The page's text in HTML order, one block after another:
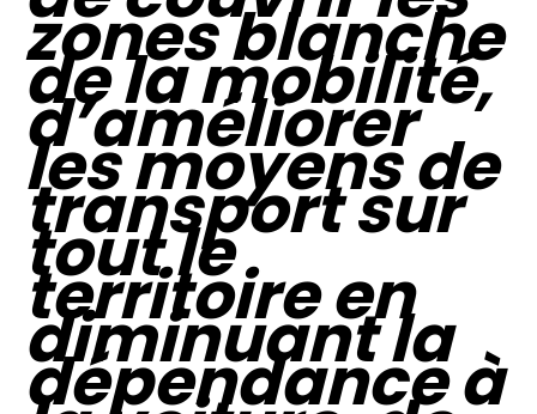
zones blanche
de la mobilité,
d’améliorer
les moyens de
transport sur
tout le
territoire en
diminuant la
dépendance à